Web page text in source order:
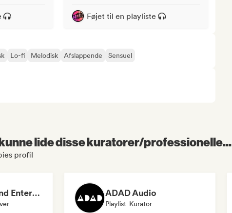
Føjet til en playliste
Lo-fi Melodisk Afslappende Sensuel
lide disse kuratorer/professionelle...
profil
Dreamers Island Entertainment ADAD Audio
Playlist-Kurator